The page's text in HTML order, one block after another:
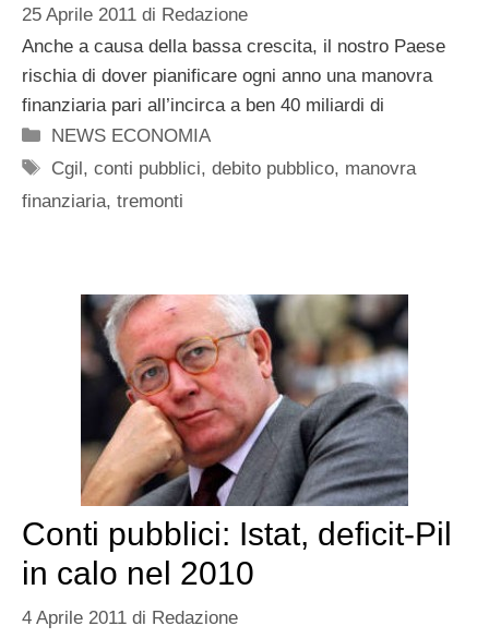
25 Aprile 2011 di Redazione
Anche a causa della bassa crescita, il nostro Paese
rischia di dover pianificare ogni anno una manovra
finanziaria pari all’incirca a ben 40 miliardi di
Categorie
NEWS ECONOMIA
Tag
Cgil,conti pubblici,debito pubblico, manovra
finanziaria, tremonti
Conti pubblici: Istat, deficit-Pil
in calo nel 2010
4 Aprile 2011 di Redazione